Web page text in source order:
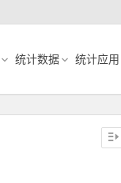
统计数据 统计应用